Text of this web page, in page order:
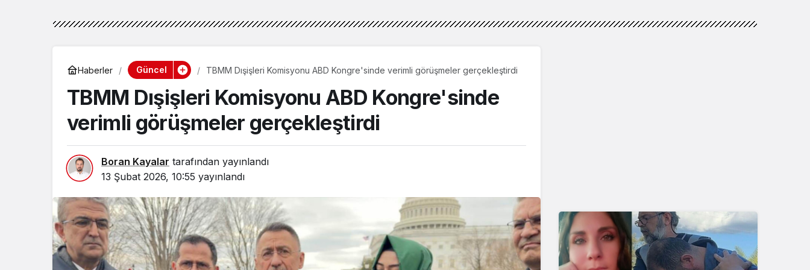
Haberler Güncel TBMM Dışişleri Komisyonu ABD Kongre'sinde verimli görüşmeler gerçekleştirdi
TBMM Dışişleri Komisyonu ABD Kongre'sinde
verimli görüşmeler gerçekleştirdi
Boran Kayalar tarafından yayınlandı
13 Şubat 2026, 10:55 yayınlandı